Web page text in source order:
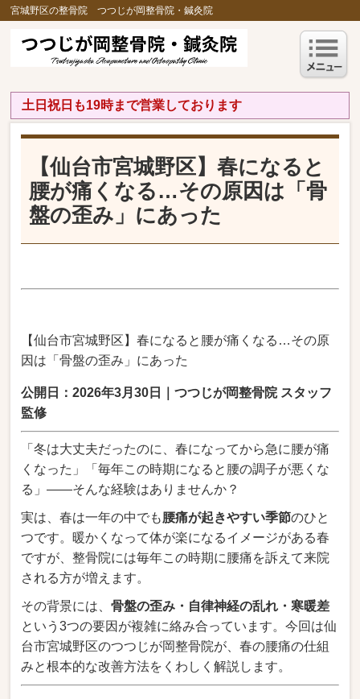
宮城野区の整骨院 つつじが岡整骨院・鍼灸院
土日祝日も19時まで営業しております
【仙台市宮城野区】春になると
腰が痛くなる…その原因は「骨
盤の歪み」にあった
【仙台市宮城野区】春になると腰が痛くなる…その原
因は「骨盤の歪み」にあった
公開日：2026年3月30日｜つつじが岡整骨院 スタッフ
監修
「冬は大丈夫だったのに、春になってから急に腰が痛
くなった」「毎年この時期になると腰の調子が悪くな
る」――そんな経験はありませんか？
実は、春は一年の中でも腰痛が起きやすい季節のひと
つです。暖かくなって体が楽になるイメージがある春
ですが、整骨院には毎年この時期に腰痛を訴えて来院
される方が増えます。
その背景には、骨盤の歪み・自律神経の乱れ・寒暖差
という3つの要因が複雑に絡み合っています。今回は仙
台市宮城野区のつつじが岡整骨院が、春の腰痛の仕組
みと根本的な改善方法をくわしく解説します。